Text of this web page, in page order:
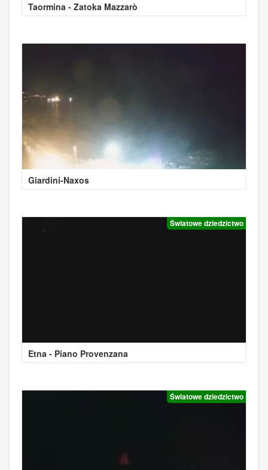
Taormina - Zatoka Mazzarò
Giardini-Naxos
Światowe dziedzictwo
Etna - Piano Provenzana
Światowe dziedzictwo